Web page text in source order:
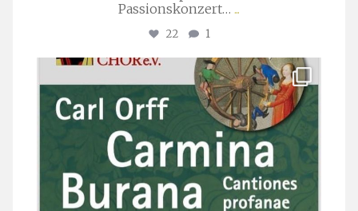
Passionskonzert… ...
22 1
stuttgarter_oratorienchor
Juli 22